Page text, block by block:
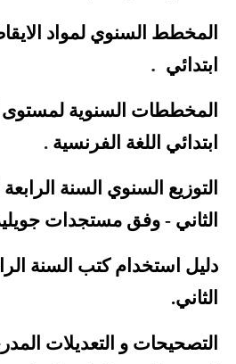
المخطط السنوي لمواد
ابتدائي .
المخططات السنوية لمستوى
ابتدائي اللغة الفرنسية .
الثاني - وفق مستجدات
الثاني.
التصحيحات و التعديلات